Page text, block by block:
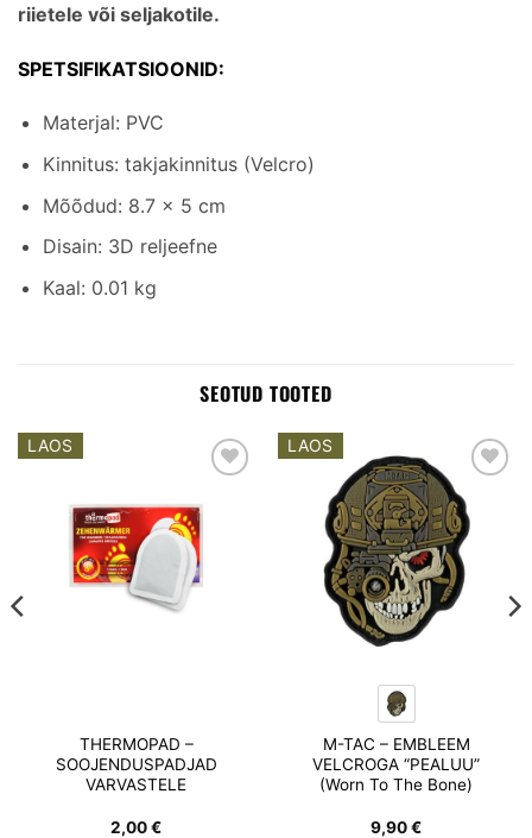
riietele või seljakotile.
SPETSIFIKATSIOONID:
Materjal: PVC
Kinnitus: takjakinnitus (Velcro)
Mõõdud: 8.7 × 5 cm
Disain: 3D reljeefne
Kaal: 0.01 kg
SEOTUD TOOTED
LAOS
wishlist
THERMOPAD –
SOOJENDUSPADJAD
VARVASTELE
2,00€
LAOS
Add to
wishlist
M-TAC – EMBLEEM
VELCROGA “PEALUU”
(Worn To The Bone)
9,90€